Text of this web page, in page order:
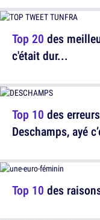
Top 10 des
Deschamps, ayé
Top 20 des
c'était dur...
Top 10 des